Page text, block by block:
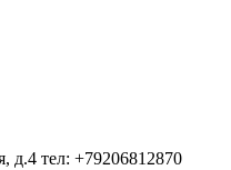
д.4 тел: +79206812870